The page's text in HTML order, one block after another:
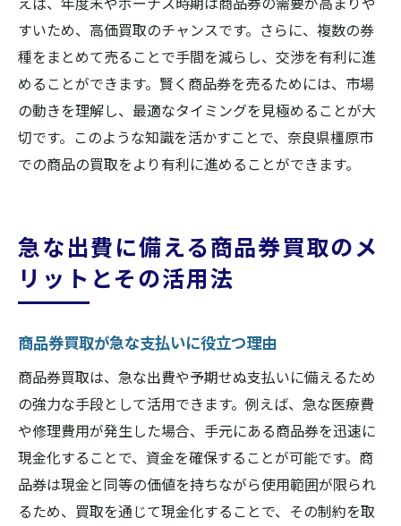
すいため、高価買取のチャンスです。さらに、複数の券
種をまとめて売ることで手間を減らし、交渉を有利に進
めることができます。賢く商品券を売るためには、市場
の動きを理解し、最適なタイミングを見極めることが大
切です。このような知識を活かすことで、奈良県橿原市
での商品の買取をより有利に進めることができます。
急な出費に備える商品券買取のメ
リットとその活用法
商品券買取が急な支払いに役立つ理由
商品券買取は、急な出費や予期せぬ支払いに備えるため
の強力な手段として活用できます。例えば、急な医療費
や修理費用が発生した場合、手元にある商品券を迅速に
現金化することで、資金を確保することが可能です。商
品券は現金と同等の価値を持ちながら使用範囲が限られ
るため、買取を通じて現金化することで、その制約を取